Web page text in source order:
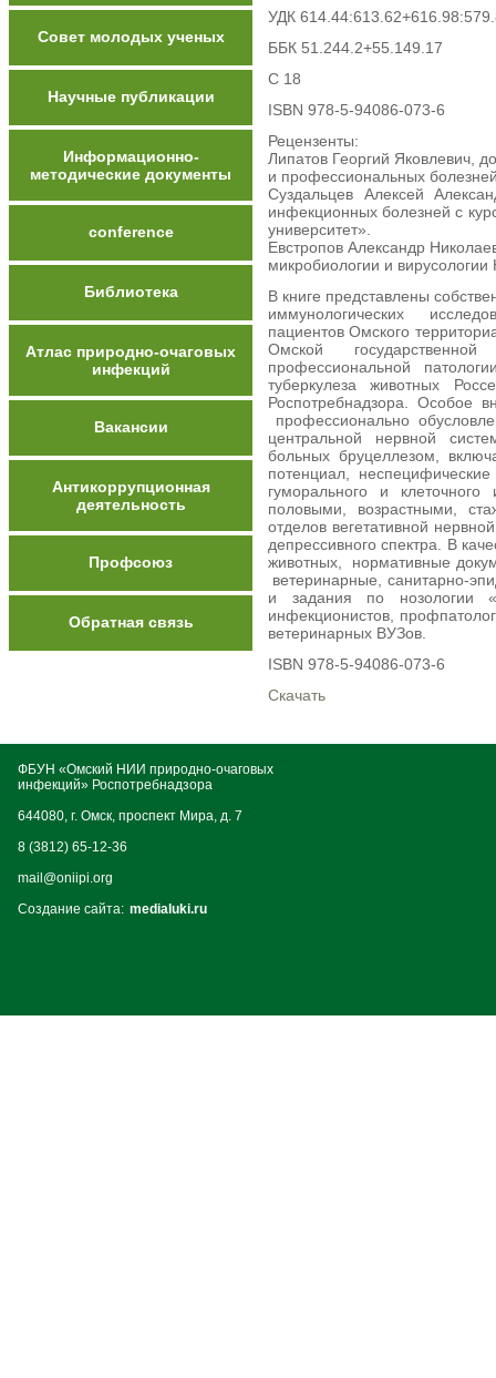
Совет молодых ученых
Научные публикации
Информационно-
методические документы
conference
Библиотека
Атлас природно-очаговых
инфекций
Вакансии
Антикоррупционная
деятельность
Профсоюз
Обратная связь
УДК
ББК 51.244.2+55.149.17
C 18
ISBN 978-5-94086-073-6
Рецензенты:
Липатов Георгий Яковлевич,
и профессиональных
Суздальцев Алексей
инфекционных болезней с
университет».
Евстропов Александр
микробиологии и вирусологии
В книге представлены
иммунологических
пациентов Омского
Омской
профессиональной
туберкулеза животных
Роспотребнадзора. Особое
профессионально
центральной нервной
больных бруцеллезом,
потенциал,
гуморального и
половыми, возрастными,
отделов вегетативной
депрессивного спектра. В
животных, нормативные
ветеринарные, санитарно-
и задания по нозологии
инфекционистов,
ветеринарных ВУЗов.
ISBN 978-5-94086-073-6
Скачать
ФБУН «Омский НИИ природно-очаговых
инфекций» Роспотребнадзора
644080, г. Омск, проспект Мира, д. 7
8 (3812) 65-12-36
mail@oniipi.org
Создание сайта: medialuki.ru